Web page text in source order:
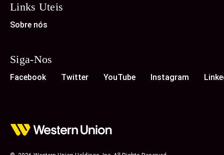
Links Uteis
Sobre nós
Siga-Nos
Facebook Twitter YouTube Instagram